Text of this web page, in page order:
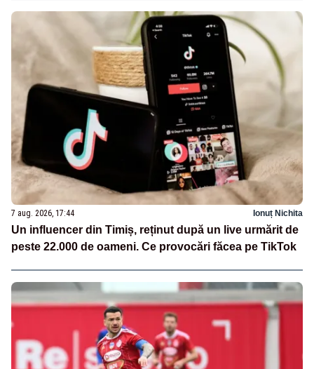
7 aug. 2026, 17:44 Ionuț Nichita
Un influencer din Timiș, reținut după un live urmărit de
peste 22.000 de oameni. Ce provocări făcea pe TikTok